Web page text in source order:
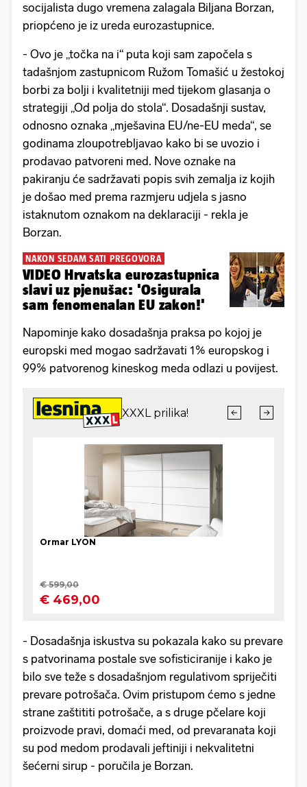
socijalista dugo vremena zalagala Biljana Borzan,
priopćeno je iz ureda eurozastupnice.
- Ovo je „točka na i“ puta koji sam započela s
tadašnjom zastupnicom Ružom Tomašić u žestokoj
borbi za bolji i kvalitetniji med tijekom glasanja o
strategiji „Od polja do stola“. Dosadašnji sustav,
odnosno oznaka „mješavina EU/ne-EU meda“, se
godinama zloupotrebljavao kako bi se uvozio i
prodavao patvoreni med. Nove oznake na
pakiranju će sadržavati popis svih zemalja iz kojih
je došao med prema razmjeru udjela s jasno
istaknutom oznakom na deklaraciji - rekla je
Borzan.
NAKON SEDAM SATI PREGOVORA
VIDEO Hrvatska eurozastupnica
slavi uz pjenušac: 'Osigurala
sam fenomenalan EU zakon!'
Napominje kako dosadašnja praksa po kojoj je
europski med mogao sadržavati 1% europskog i
99% patvorenog kineskog meda odlazi u povijest.
- Dosadašnja iskustva su pokazala kako su prevare
s patvorinama postale sve sofisticiranije i kako je
bilo sve teže s dosadašnjom regulativom spriječiti
prevare potrošača. Ovim pristupom ćemo s jedne
strane zaštititi potrošače, a s druge pčelare koji
proizvode pravi, domaći med, od prevaranata koji
su pod medom prodavali jeftiniji i nekvalitetni
šećerni sirup - poručila je Borzan.